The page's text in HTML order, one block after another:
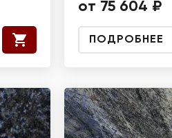
от 75 604 ₽
ПОДРОБНЕЕ